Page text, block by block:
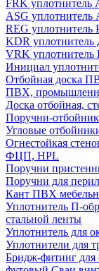
FRK уплотнитель
ASG уплотнитель
REG уплотнитель
KDR
VRK уплотнитель
Инициал
Отбойная доска
ПВХ,
Доска отбойная,
Поручни-
Угловые
Огнестойкая
ФЦП, HPL
Поручни
Поручни для
Кант ПВХ
Уплотнитель П-
стальной ленты
Уплотнитель для
Уплотнители для
Бридж-фитинг для